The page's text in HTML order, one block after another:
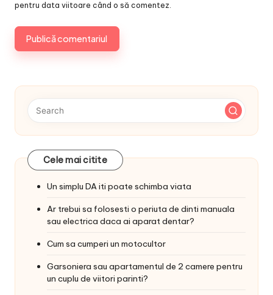
pentru data viitoare când o să comentez.
Cele mai citite
Un simplu DA iti poate schimba viata
Ar trebui sa folosesti o periuta de dinti manuala
sau electrica daca ai aparat dentar?
Cum sa cumperi un motocultor
Garsoniera sau apartamentul de 2 camere pentru
un cuplu de viitori parinti?